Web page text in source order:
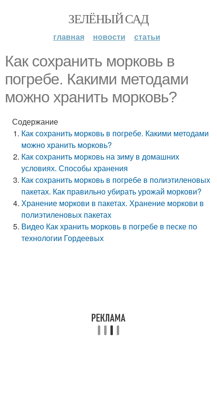
ЗЕЛЁНЫЙ САД
главная новости статьи
Как сохранить морковь в
погребе. Какими методами
можно хранить морковь?
Содержание
Как сохранить морковь в погребе. Какими методами
можно хранить морковь?
Как сохранить морковь на зиму в домашних
условиях. Способы хранения
Как сохранить морковь в погребе в полиэтиленовых
пакетах. Как правильно убирать урожай моркови?
Хранение моркови в пакетах. Хранение моркови в
полиэтиленовых пакетах
Видео Как хранить морковь в погребе в песке по
технологии Гордеевых